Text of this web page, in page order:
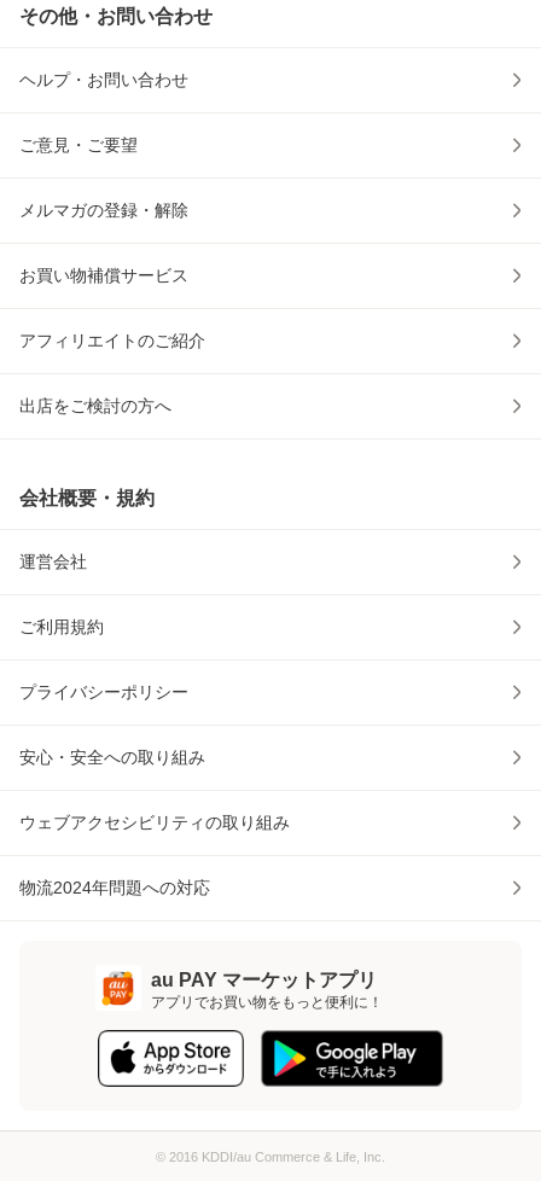
その他・お問い合わせ
ヘルプ・お問い合わせ
ご意見・ご要望
メルマガの登録・解除
お買い物補償サービス
アフィリエイトのご紹介
出店をご検討の方へ
会社概要・規約
運営会社
ご利用規約
プライバシーポリシー
安心・安全への取り組み
ウェブアクセシビリティの取り組み
物流2024年問題への対応
au PAY マーケットアプリ
アプリでお買い物をもっと便利に！
© 2016 KDDI/au Commerce & Life, Inc.